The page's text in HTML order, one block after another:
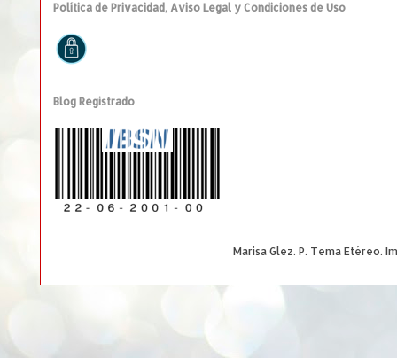
Política de Privacidad, Aviso Legal y Condiciones de Uso
Blog Registrado
Marisa Glez. P. Tema Etéreo.